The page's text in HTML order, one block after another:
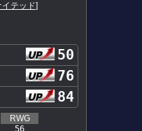
テッド]
50
76
84
RWG
56